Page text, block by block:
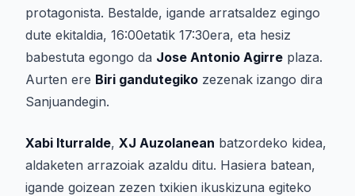
protagonista. Bestalde, igande arratsaldez egingo
dute ekitaldia, 16:00etatik 17:30era, eta hesiz
babestuta egongo da Jose Antonio Agirre plaza.
Aurten ere Biri gandutegiko zezenak izango dira
Sanjuandegin.
Xabi Iturralde, XJ Auzolanean batzordeko kidea,
aldaketen arrazoiak azaldu ditu. Hasiera batean,
igande goizean zezen txikien ikuskizuna egiteko